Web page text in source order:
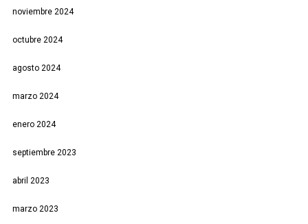
noviembre 2024
octubre 2024
agosto 2024
marzo 2024
enero 2024
septiembre 2023
abril 2023
marzo 2023